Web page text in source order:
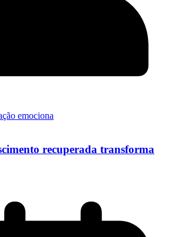
recuperada transforma